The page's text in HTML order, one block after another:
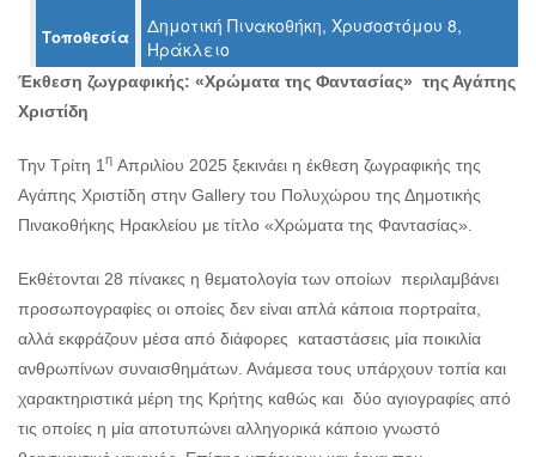
ΤΟΠΟΣ
ΔΗΜΟΣ
ΠΟΛΙΤΙΣΜΟΣ
ΑΝΘΕΚΤΙΚΗ
Τοποθεσία
Δημοτική Πινακοθήκη, Χρυσοστόμου 8,
Ηράκλειο
Έκθεση ζωγραφικής: «Χρώματα της Φαντασίας» της Αγάπης
Χριστίδη
Την Τρίτη 1 η Απριλίου 2025 ξεκινάει η έκθεση ζωγραφικής της
Αγάπης Χριστίδη στην Gallery του Πολυχώρου της Δημοτικής
Πινακοθήκης Ηρακλείου με τίτλο «Χρώματα της Φαντασίας».
Εκθέτονται 28 πίνακες η θεματολογία των οποίων περιλαμβάνει
προσωπογραφίες οι οποίες δεν είναι απλά κάποια πορτραίτα,
αλλά εκφράζουν μέσα από διάφορες καταστάσεις μία ποικιλία
ανθρωπίνων συναισθημάτων. Ανάμεσα τους υπάρχουν τοπία και
χαρακτηριστικά μέρη της Κρήτης καθώς και δύο αγιογραφίες από
τις οποίες η μία αποτυπώνει αλληγορικά κάποιο γνωστό